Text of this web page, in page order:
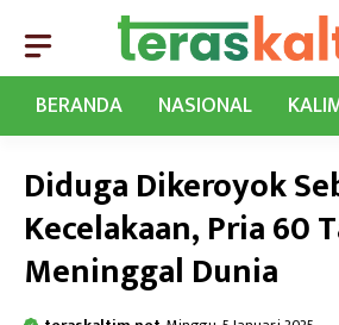
BERANDA
NASIONAL
Diduga Dikeroyok
Kecelakaan, Pria 60
Meninggal Dunia